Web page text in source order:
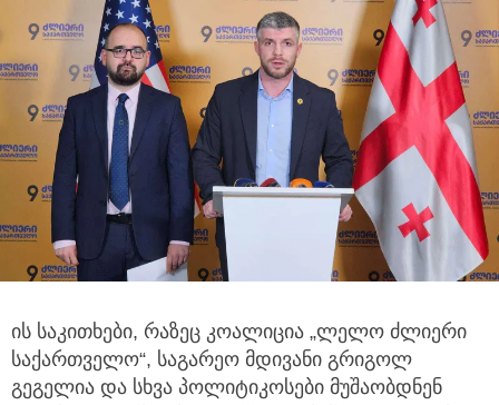
ის საკითხები, რაზეც კოალიცია „ლელო ძლიერი
საქართველო“, საგარეო მდივანი გრიგოლ
გეგელია და სხვა პოლიტიკოსები მუშაობდნენ